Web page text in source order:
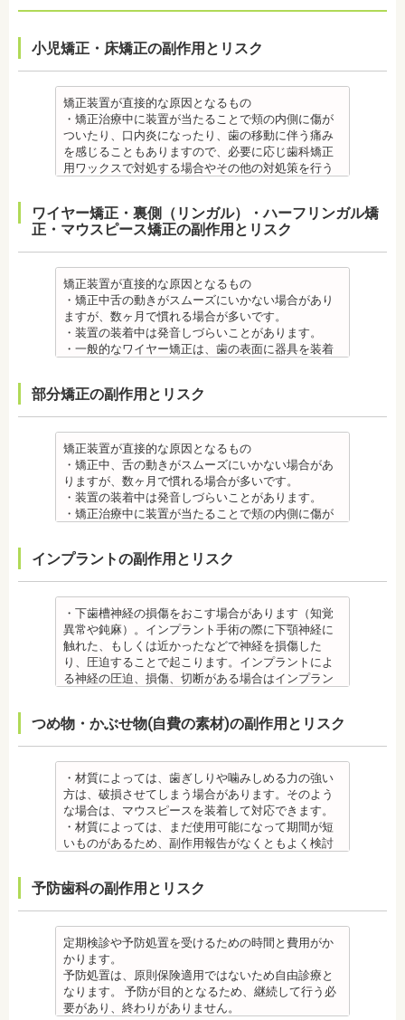
小児矯正・床矯正の副作用とリスク
矯正装置が直接的な原因となるもの
・矯正治療中に装置が当たることで頬の内側に傷が
ついたり、口内炎になったり、歯の移動に伴う痛み
を感じることもありますので、必要に応じ歯科矯正
用ワックスで対処する場合やその他の対処策を行う
が、数ヶ月で慣れることが多いです。
・装置の装着中は発音しづらいことがあります。
・矯正装置を装着した直後や、ワイヤーを交換した
直後に痛みを感じることがありますが、数日でおさ
まる場合が多いです。また、冷たいものを飲んだと
きにしみる「知覚過敏」があらわれる場合がありま
すが、基本的には数日で改善されます。長期間痛む
場合は、歯科医師に相談しましょう。
金属アレルギー
は、皮膚科で行われているパッチテストなどをうけ
膜にアレルギー症状が起きた場合は、速やかに歯科
医師の指示を仰いでください。
抜歯・麻酔 ・矯正をしたい箇所に十分なスペースが
ない場合は、抜歯を必要とすることもあります。健
康上問題のない歯を抜歯する場合もあります。
・抜歯する場合は麻酔注射を行います。麻酔薬の中
もあるため、心が起こることもあります。臓や血圧
は、頬を噛んだり、熱いものを飲んだりしてもわか
らないため、口腔内を傷つけるリスクがあります。
さらに、麻酔によって悪心、嘔吐、アレルギー反応
虫歯・歯周病 ・矯正治療中、矯正装置の周りなど、
ブラッシング（歯磨き）しにくい部分ができるた
め、虫歯や歯周炎のリスクが高くなります。
を歯科医師より受けて 、毎日丁寧なブラッシング、
のケアをすることも役立ちます。
・矯正中に虫歯が悪化した場合は、矯正終了後に虫
歯の治療をする、もしくは、矯正中に器具を一度外
して治療を行う必要が生じることがあります。
・基本的に、矯正中には虫歯や歯周病の治療が行え
ません。そのため矯正前にこれらの治療を終わらせ
合は、一般的な歯科医院で、事前に虫歯、歯周病の
治療を行う必要があることもあります。
す。その程度に個人差があります。
・矯正終了して数か月から数年経過すると噛み合わ
せが悪くなる可能性があります。噛み合わせが悪く
なると、咀嚼障害の場合は、噛み合わせの治療を行
います、頭痛、肩こりを招く事があります。また、
ワイヤー矯正・裏側（リンガル）・ハーフリンガル矯
正・マウスピース矯正の副作用とリスク
矯正装置が直接的な原因となるもの
・矯正中舌の動きがスムーズにいかない場合があり
ますが、数ヶ月で慣れる場合が多いです。
・装置の装着中は発音しづらいことがあります。
・一般的なワイヤー矯正は、歯の表面に器具を装着
・矯正治療中に装置が当たることで頬の内側に傷が
ついたり、口内炎になったり、歯の移動に伴う痛み
を感じることもありますので、必要に応じワックス
で対処する場合やその他の対処策を行う場合があり
ます。
・矯正装置を装着した直後や、ワイヤーを交換した
直後に痛みを感じることがありますが、数日でおさ
まる場合が多いです。また、冷たいものを飲んだと
科医師に相談しましょう。
いるため、金属アレルギーのある方、不安がある方
は、皮膚科で行われているパッチテストをうけて、
アレルギー材料を特定し、歯科医師に伝えてくださ
い。矯正装置を装着したあとに、皮膚や口腔の粘膜
にアレルギー症状が起きた場合は、速やかに歯科医
師の指示を仰いでください。
・矯正をしたい箇所に十分なスペースがない場合
・抜歯する場合は麻酔注射を行います。麻酔の中に
は、成分に心拍数、血圧を上げる作用があるものも
あるため、心臓や血圧に問題がある方が使用する
と、動悸、血圧上昇を起こす場合があります。ま
た、頬を噛んでもわからなかったり、熱いものを飲
んでもわからないため、口腔内を傷つけるリスクが
さらに、麻酔によって悪心、嘔吐、アレルギー反応
・矯正中、虫歯が悪化する場合があります。治療終
了後に虫歯の治療をする場合と器具を一度外して虫
歯の治療を行う場合があります。
・矯正治療中、矯正装置の周りなど、ブラッシング
（歯磨き）しにくい部分ができるため、虫歯や歯周
炎のリスクが高くなります。間食を控え、矯正治療
部分矯正の副作用とリスク
矯正装置が直接的な原因となるもの
・矯正中、舌の動きがスムーズにいかない場合があ
りますが、数ヶ月で慣れる場合が多いです。
・装置の装着中は発音しづらいことがあります。
・矯正治療中に装置が当たることで頬の内側に傷が
で対処する場合やその他の対処策を行う場合があり
ます。
・矯正装置を装着した直後や、ワイヤーを交換した
直後に痛みを感じることがありますが、数日でおさ
まる場合が多いです。また、冷たいものを飲んだと
きにしみる「知覚過敏」があらわれる場合がありま
すが、基本的には数日で改善されます。長期間痛む
場合は、歯科医師に相談しましょう。
いるため、金属アレルギーのある方、不安がある方
い。矯正装置を装着したあとに、皮膚や口腔の粘膜
にアレルギー症状が起きた場合は、速やかに歯科医
師の指示を仰いでください。
抜歯・麻酔
・矯正をしたい箇所に十分なスペースがない場合
は、抜歯を必要とする場合もあります。健康上問題
痛みを感じることもありますので、歯科医師の判断
ため、心臓や血圧に問題がある方が使用すると、動
悸、血圧上昇を起こす場合があります。また、頬を
噛んでもわからなかったり、熱いものを飲んでもわ
からないため、口腔内を傷つけるリスクがありま
す。さらに、麻酔によって悪心、嘔吐、アレルギー
インプラントの副作用とリスク
・下歯槽神経の損傷をおこす場合があります（知覚
異常や鈍麻）。インプラント手術の際に下顎神経に
触れた、もしくは近かったなどで神経を損傷した
り、圧迫することで起こります。インプラントによ
る神経の圧迫、損傷、切断がある場合はインプラン
・上あごにインプラントを埋める際に、上顎洞を破
る場合があります。手術した時に感染が生じると蓄
膿症になる場合があります。この場合は、インプラ
ントを除去する場合もあります。また、蓄膿症の治
療には耳鼻咽喉科にて治療が必要な場合もありま
す。
・インプラントは、入れ歯の治療とは異なり、外科
手術を行う必要があります。手術により今までは何
けられない場合もあります。免疫力や抵抗力が低下
足りない方、喫煙者の方は、事前に生活習慣の改
善、治療が必要となる場合があります。
・インプラント術後すぐには違和感があったり、痛
み、腫れ、出血などが発生する場合がありますが、
これらの症状の多くについては一時的なもので、多
つめ物・かぶせ物(自費の素材)の副作用とリスク
・材質によっては、歯ぎしりや噛みしめる力の強い
方は、破損させてしまう場合があります。そのよう
な場合は、マウスピースを装着して対応できます。
・材質によっては、まだ使用可能になって期間が短
いものがあるため、副作用報告がなくともよく検討
・ジルコニア自体が割れてしまうのではなく、表面
を覆っているポーセレンというセラミックが割れて
しまうことのほうが多くあります。
原因のひとつとしては、ポーセレンというセラミッ
クとジルコニアの密着度が、セラミック同士との場
合や金属とセラミックとの場合に比べて、若干弱い
場合があるからです。他にも、激しい歯ぎしりをす
る人の場合、どうしてもセラミックの部分はジルコ
予防歯科の副作用とリスク
定期検診や予防処置を受けるための時間と費用がか
かります。
予防処置は、原則保険適用ではないため自由診療と
なります。 予防が目的となるため、継続して行う必
要があり、終わりがありません。